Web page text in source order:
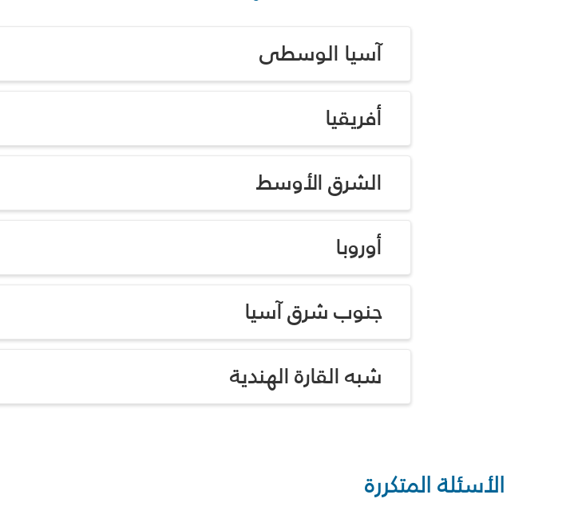
آسيا الوسطى
أفريقيا
الشرق الأوسط
أوروبا
جنوب شرق آسيا
شبه القارة الهندية
الأسئلة المتكررة